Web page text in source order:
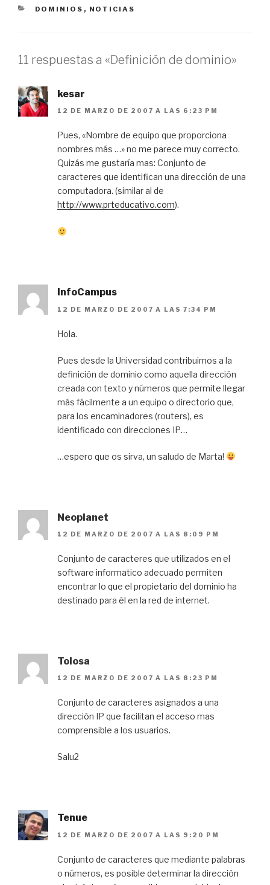
CATEGORÍAS
DOMINIOS , NOTICIAS
11 respuestas a «Definición de dominio»
kesar
12 DE MARZO DE 2007 A LAS 6:23 PM
Pues, «Nombre de equipo que proporciona
nombres más …» no me parece muy correcto.
Quizás me gustaría mas: Conjunto de
caracteres que identifican una dirección de una
computadora. (similar al de
http://www.prteducativo.com).
InfoCampus
12 DE MARZO DE 2007 A LAS 7:34 PM
Hola.
Pues desde la Universidad contribuimos a la
definición de dominio como aquella dirección
creada con texto y números que permite llegar
más fácilmente a un equipo o directorio que,
para los encaminadores (routers), es
identificado con direcciones IP…
…espero que os sirva, un saludo de Marta!
Neoplanet
12 DE MARZO DE 2007 A LAS 8:09 PM
Conjunto de caracteres que utilizados en el
software informatico adecuado permiten
encontrar lo que el propietario del dominio ha
destinado para él en la red de internet.
Tolosa
12 DE MARZO DE 2007 A LAS 8:23 PM
Conjunto de caracteres asignados a una
dirección IP que facilitan el acceso mas
comprensible a los usuarios.
Salu2
Tenue
12 DE MARZO DE 2007 A LAS 9:20 PM
Conjunto de caracteres que mediante palabras
o números, es posible determinar la dirección